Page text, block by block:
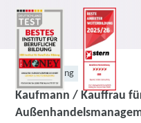
Weiterbildung
Kaufmann / Kauffrau